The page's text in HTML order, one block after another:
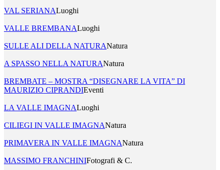
VAL SERIANALuoghi
VALLE BREMBANALuoghi
SULLE ALI DELLA NATURANatura
A SPASSO NELLA NATURANatura
BREMBATE – MOSTRA “DISEGNARE LA VITA” DI
MAURIZIO CIPRANDIEventi
LA VALLE IMAGNALuoghi
CILIEGI IN VALLE IMAGNANatura
PRIMAVERA IN VALLE IMAGNANatura
MASSIMO FRANCHINIFotografi & C.